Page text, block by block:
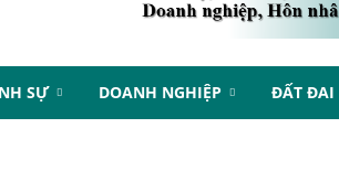
SỰ DOANH NGHIỆP ĐẤT ĐAI